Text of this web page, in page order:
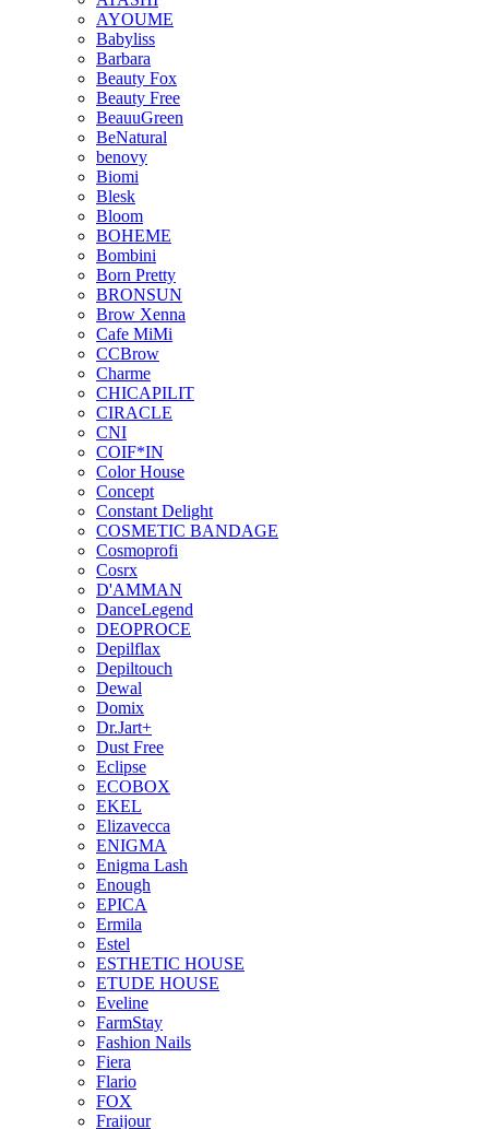
AYOUME
Babyliss
Barbara
Beauty Fox
Beauty Free
BeauuGreen
BeNatural
benovy
Biomi
Blesk
Bloom
BOHEME
Bombini
Born Pretty
BRONSUN
Brow Xenna
Cafe MiMi
CCBrow
Charme
CHICAPILIT
CIRACLE
CNI
COIF*IN
Color House
Concept
Constant Delight
COSMETIC BANDAGE
Cosmoprofi
Cosrx
D'AMMAN
DanceLegend
DEOPROCE
Depilflax
Depiltouch
Dewal
Domix
Dr.Jart+
Dust Free
Eclipse
ECOBOX
EKEL
Elizavecca
ENIGMA
Enigma Lash
Enough
EPICA
Ermila
Estel
ESTHETIC HOUSE
ETUDE HOUSE
Eveline
FarmStay
Fashion Nails
Fiera
Flario
FOX
Fraijour